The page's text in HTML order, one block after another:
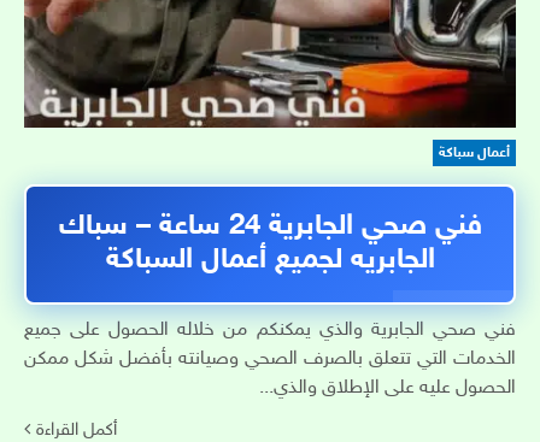
أعمال سباكة
فني صحي الجابرية 24 ساعة – سباك
الجابريه لجميع أعمال السباكة
فني صحي الجابرية والذي يمكنكم من خلاله الحصول على جميع
الخدمات التي تتعلق بالصرف الصحي وصيانته بأفضل شكل ممكن
الحصول عليه على الإطلاق والذي...
أكمل القراءة